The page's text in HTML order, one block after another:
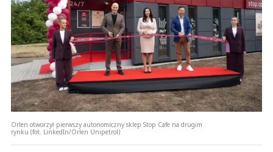
Orlen otworzył pierwszy autonomiczny sklep Stop Cafe na drugim
rynku (fot. LinkedIn/Orlen Unipetrol)